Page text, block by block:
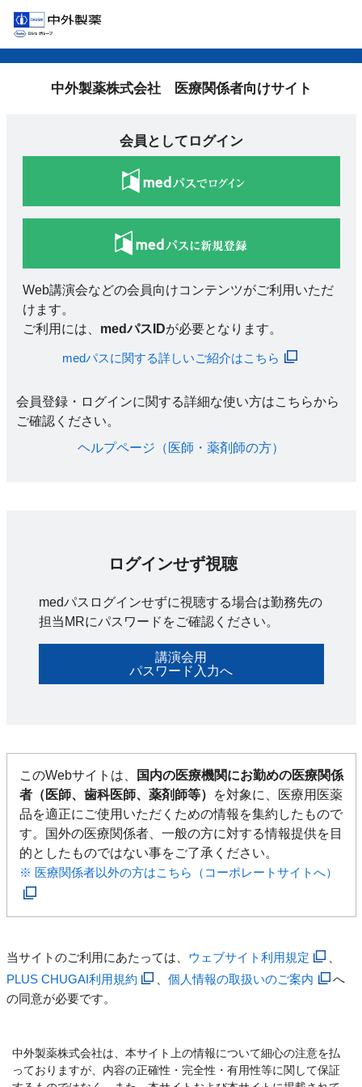
中外製薬株式会社 医療関係者向けサイト
会員としてログイン
Web講演会などの会員向けコンテンツがご利用いただ
けます。
ご利用には、 medパスIDが必要となります。
medパスに関する詳しいご紹介はこちら
会員登録・ログインに関する詳細な使い方はこちらから
ご確認ください。​
ヘルプページ（医師・薬剤師の方）​
ログインせず視聴
medパスログインせずに視聴する場合は勤務先の
担当MRにパスワードをご確認ください。
講演会用
パスワード入力へ
このWebサイトは、
国内の医療機関にお勤めの医療関係
者（医師、歯科医師、薬剤師等）
を対象に、医療用医薬
品を適正にご使用いただくための情報を集約したもので
す。国外の医療関係者、一般の方に対する情報提供を目
的としたものではない事をご了承ください。
※ 医療関係者以外の方はこちら（コーポレートサイトへ）
当サイトのご利用にあたっては、 ウェブサイト利用規定
PLUS CHUGAI利用規約
、個人情報の取扱いのご案内
へ
の同意が必要です。
中外製薬株式会社は、本サイト上の情報について細心の注意を払
っておりますが、内容の正確性・完全性・有用性等に関して保証